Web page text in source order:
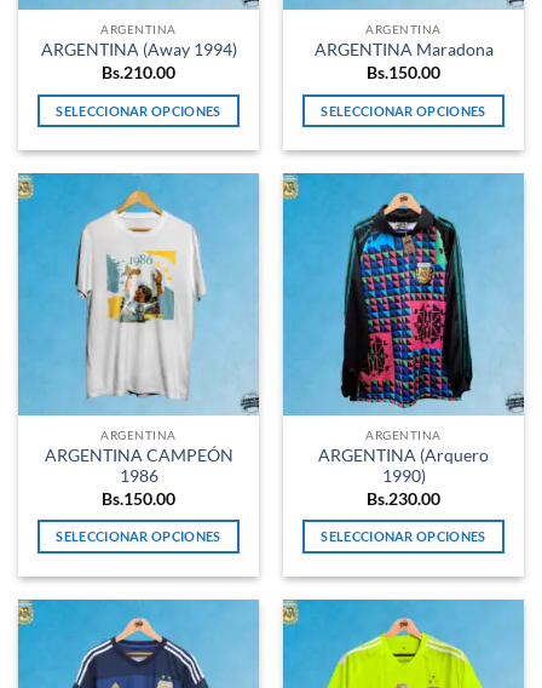
la
página
de
la
página
de
ARGENTINA
ARGENTINA (Away 1994)
Bs.210.00
SELECCIONAR OPCIONES
tiene
múltiples
variantes.
Las
opciones
se
pueden
elegir
en
la
página
de
producto
ARGENTINA
ARGENTINA Maradona
Bs.150.00
SELECCIONAR OPCIONES
tiene
múltiples
variantes.
Las
opciones
se
pueden
elegir
en
la
página
de
producto
ARGENTINA
ARGENTINA CAMPEÓN
1986
Bs.150.00
SELECCIONAR OPCIONES
tiene
múltiples
variantes.
ARGENTINA
ARGENTINA (Arquero
1990)
Bs.230.00
SELECCIONAR OPCIONES
tiene
múltiples
variantes.